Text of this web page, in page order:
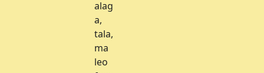
alag
a,
tala,
ma
leo